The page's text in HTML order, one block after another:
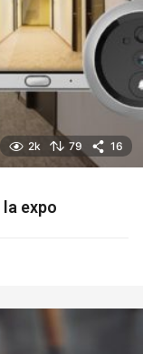
2k 79 16
expo